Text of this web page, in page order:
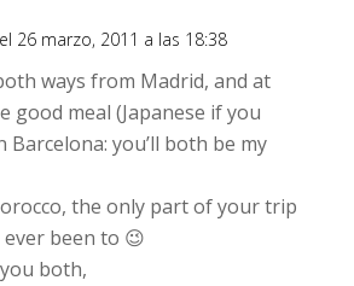
el 26 marzo, 2011 a las 18:38
ways from Madrid, and at
good meal (Japanese if you
Barcelona: you’ll both be my
the only part of your trip
ever been to 😉
both,